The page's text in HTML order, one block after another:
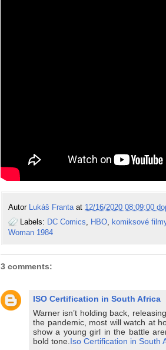
Autor Lukáš Franta at 12/16/2020 08:09:00
Labels: DC Comics, HBO, komiksové
Woman 1984
3 comments:
ISO Certification in South Africa
Warner isn’t holding back,
the pandemic, most will watch at
show a young girl in the battle
bold tone. Iso Certification in South